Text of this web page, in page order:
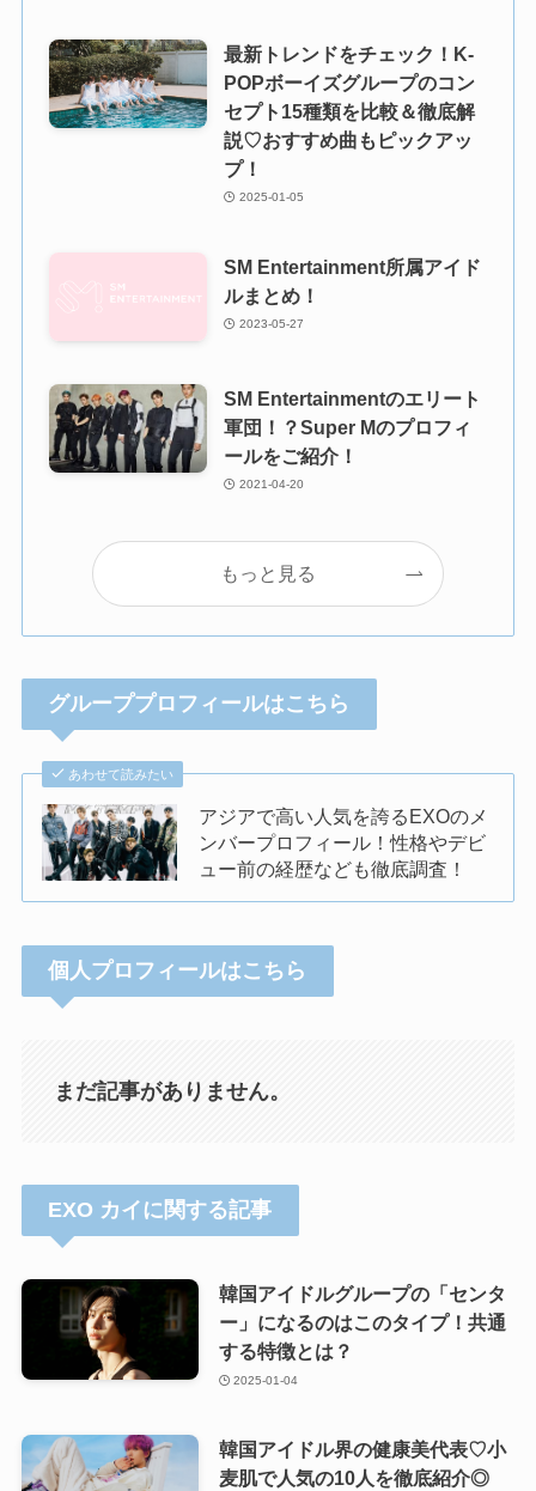
最新トレンドをチェック！K-
POPボーイズグループのコン
セプト15種類を比較＆徹底解
説♡おすすめ曲もピックアッ
プ！
2025-01-05
SM Entertainment所属アイド
ルまとめ！
2023-05-27
SM Entertainmentのエリート
軍団！？Super Mのプロフィ
ールをご紹介！
2021-04-20
もっと見る
グループプロフィールはこちら
あわせて読みたい
アジアで高い人気を誇るEXOのメ
ンバープロフィール！性格やデビ
ュー前の経歴なども徹底調査！
個人プロフィールはこちら
まだ記事がありません。
EXO カイに関する記事
韓国アイドルグループの「センタ
ー」になるのはこのタイプ！共通
する特徴とは？
2025-01-04
韓国アイドル界の健康美代表♡小
麦肌で人気の10人を徹底紹介◎